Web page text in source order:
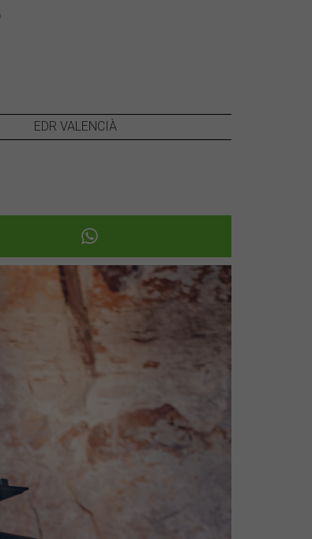
EDR VALENCIÀ
Següent